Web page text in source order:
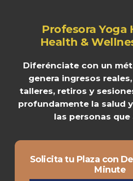
Solicita tu Plaza con
Minute
Profesora Yoga
Health &
Diferénciate con un
genera ingresos
talleres, retiros y
profundamente la salud
las personas que